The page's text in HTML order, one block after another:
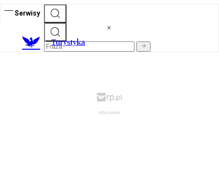
Serwisy
Turystyka